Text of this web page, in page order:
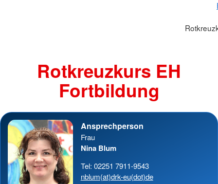
Rotkreuzkurs EH
Fortbildung
Ansprechperson
Frau
Nina Blum
Tel: 02251 7911-9543
nblum(at)drk-eu(dot)de